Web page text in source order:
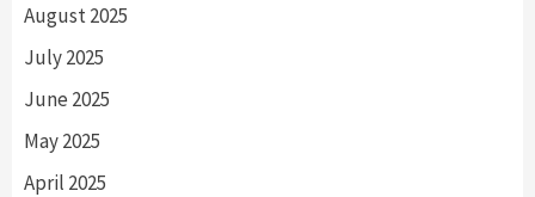
August 2025
July 2025
June 2025
May 2025
April 2025